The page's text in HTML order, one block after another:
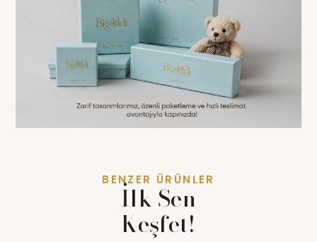
BENZER ÜRÜNLER
İlk Sen
Keşfet!